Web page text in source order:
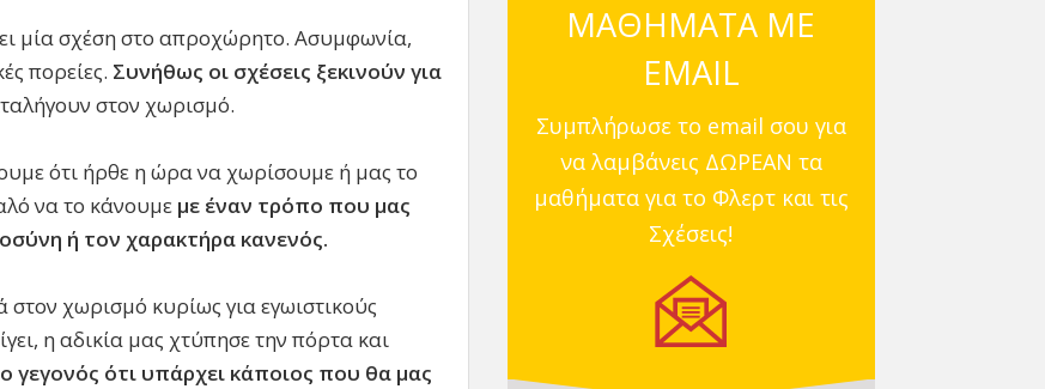
μία σχέση στο απροχώρητο. Ασυμφωνία,
πορείες. Συνήθως οι σχέσεις ξεκινούν για
στον χωρισμό.
ότι ήρθε η ώρα να χωρίσουμε ή μας το
να το κάνουμε με έναν τρόπο που μας
ή τον χαρακτήρα κανενός.
χωρισμό κυρίως για εγωιστικούς
η αδικία μας χτύπησε την πόρτα και
γεγονός ότι υπάρχει κάποιος που θα μας
ΜΑΘΗΜΑΤΑ ΜΕ
EMAIL
Συμπλήρωσε το email σου για
να λαμβάνεις ΔΩΡΕΑΝ τα
μαθήματα για το Φλερτ και τις
Σχέσεις!